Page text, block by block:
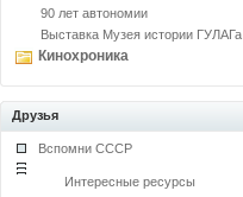
90 лет автономии
Выставка Музея истории ГУЛАГа
Кинохроника
Друзья
Вспомни СССР
Интересные ресурсы